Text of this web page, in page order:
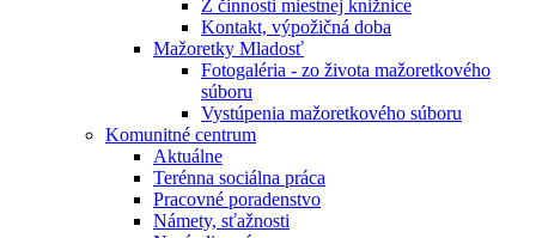
Z činnosti miestnej knižnice
Kontakt, výpožičná doba
Mažoretky Mladosť
Fotogaléria - zo života mažoretkového
súboru
Vystúpenia mažoretkového súboru
Komunitné centrum
Aktuálne
Terénna sociálna práca
Pracovné poradenstvo
Námety, sťažnosti